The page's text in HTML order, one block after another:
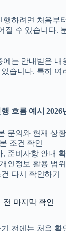
하려면 처음부
질 수 있습니다.
는 안내받은 내
습니다. 특히
흐름 예시 2026
문의와 현재 상
조건 확인
, 준비사항 안내
인정보 활용 범
다시 확인하기
전 마지막 확인
전에는 처음 확